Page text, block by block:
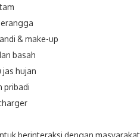
& make-up
basah
hujan
pribadi